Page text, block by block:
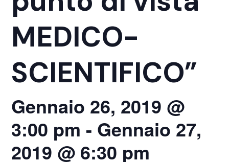
MEDICO-
SCIENTIFICO”
Gennaio 26, 2019 @
3:00 pm - Gennaio 27,
2019 @ 6:30 pm